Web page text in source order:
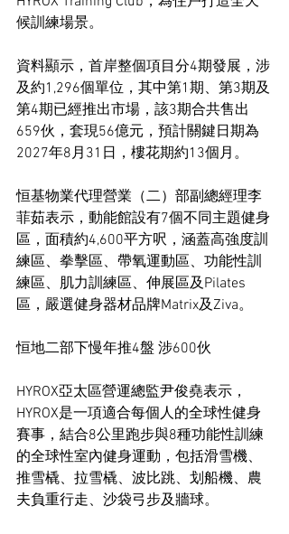
候訓練場景。
資料顯示，首岸整個項目分4期發展，涉
及約1,296個單位，其中第1期、第3期及
第4期已經推出市場，該3期合共售出
659伙，套現56億元，預計關鍵日期為
2027年8月31日，樓花期約13個月。
恒基物業代理營業（二）部副總經理李
菲茹表示，動能館設有7個不同主題健身
區，面積約4,600平方呎，涵蓋高強度訓
練區、拳擊區、帶氧運動區、功能性訓
練區、肌力訓練區、伸展區及Pilates
區，嚴選健身器材品牌Matrix及Ziva。
恒地二部下慢年推4盤 涉600伙
HYROX亞太區營運總監尹俊堯表示，
HYROX是一項適合每個人的全球性健身
賽事，結合8公里跑步與8種功能性訓練
的全球性室內健身運動，包括滑雪機、
推雪橇、拉雪橇、波比跳、划船機、農
夫負重行走、沙袋弓步及牆球。